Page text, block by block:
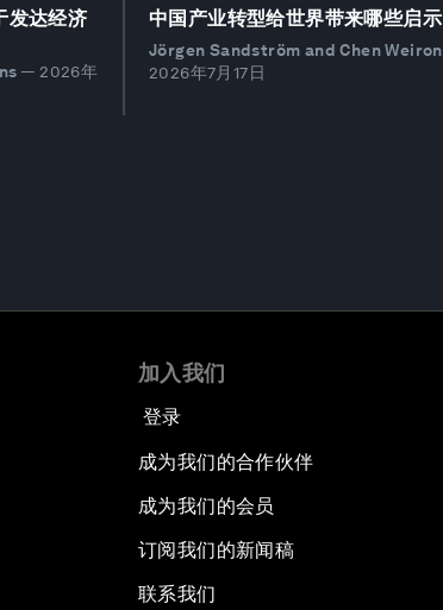
发达经济
— 2026年
中国产业转型给世界带来哪些启示
Jörgen Sandström and Chen
2026年7月17日
加入我们
登录
成为我们的合作伙伴
成为我们的会员
订阅我们的新闻稿
联系我们